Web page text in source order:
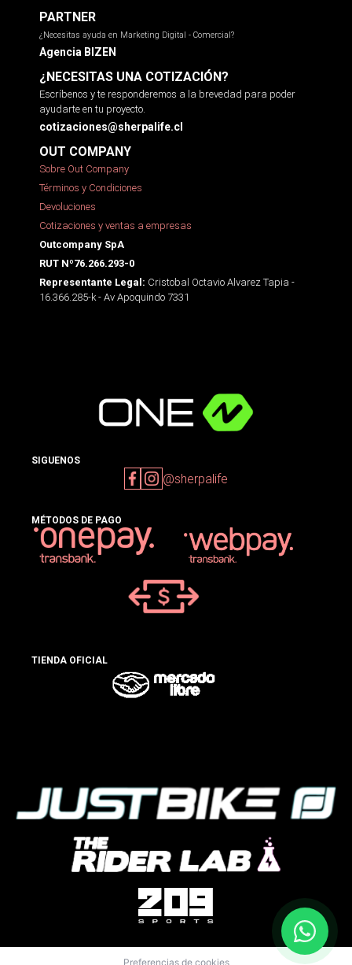
PARTNER
¿Necesitas ayuda en Marketing Digital - Comercial?
Agencia BIZEN
¿NECESITAS UNA COTIZACIÓN?
Escríbenos y te responderemos a la brevedad para poder
ayudarte en tu proyecto.
cotizaciones@sherpalife.cl
OUT COMPANY
Sobre Out Company
Términos y Condiciones
Devoluciones
Cotizaciones y ventas a empresas
Outcompany SpA
RUT Nº76.266.293-0
Representante Legal: Cristobal Octavio Alvarez Tapia -
16.366.285-k - Av Apoquindo 7331
SIGUENOS
@sherpalife
MÉTODOS DE PAGO
TIENDA OFICIAL
Preferencias de cookies